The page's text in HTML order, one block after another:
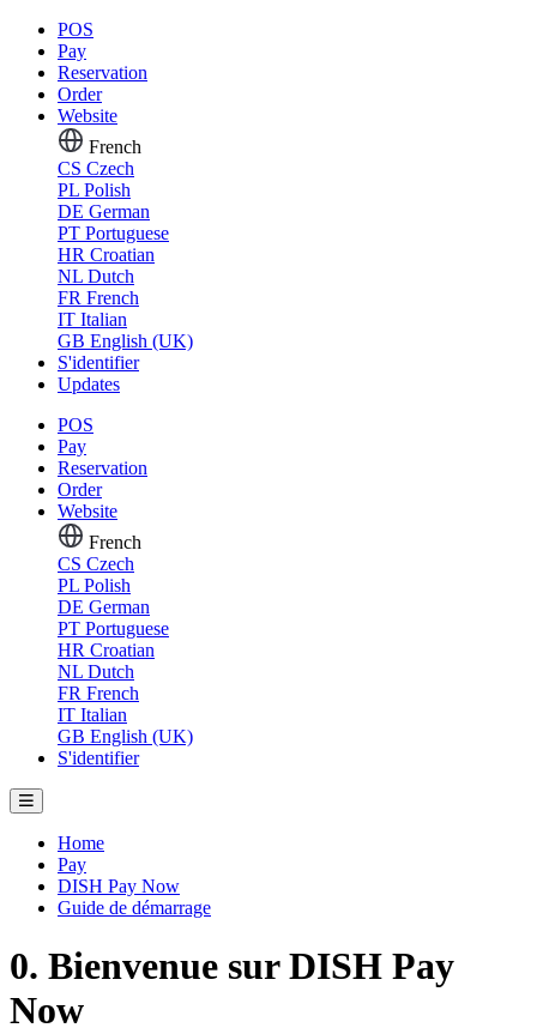
POS
Pay
Reservation
Order
Website
French
CS Czech
PL Polish
DE German
PT Portuguese
HR Croatian
NL Dutch
FR French
IT Italian
GB English (UK)
S'identifier
Updates
POS
Pay
Reservation
Order
Website
French
CS Czech
PL Polish
DE German
PT Portuguese
HR Croatian
NL Dutch
FR French
IT Italian
GB English (UK)
S'identifier
Home
Pay
DISH Pay Now
Guide de démarrage
0. Bienvenue sur DISH Pay
Now